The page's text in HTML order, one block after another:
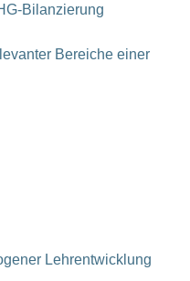
Bilanzierung
Bereiche einer
Lehrentwicklung